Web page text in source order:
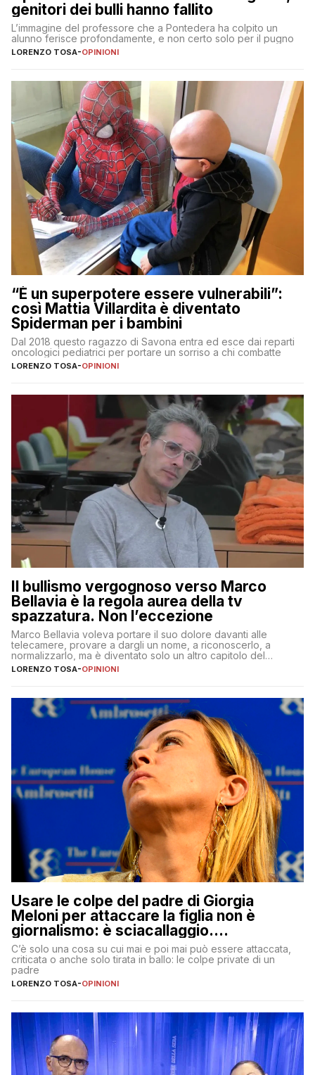
genitori dei bulli hanno fallito
L’immagine del professore che a Pontedera ha colpito un
alunno ferisce profondamente, e non certo solo per il pugno
LORENZO TOSA-OPINIONI
“È un superpotere essere vulnerabili”:
così Mattia Villardita è diventato
Spiderman per i bambini
Dal 2018 questo ragazzo di Savona entra ed esce dai reparti
oncologici pediatrici per portare un sorriso a chi combatte
LORENZO TOSA-OPINIONI
Il bullismo vergognoso verso Marco
Bellavia è la regola aurea della tv
spazzatura. Non l’eccezione
Marco Bellavia voleva portare il suo dolore davanti alle
telecamere, provare a dargli un nome, a riconoscerlo, a
normalizzarlo, ma è diventato solo un altro capitolo del
copione
LORENZO TOSA-OPINIONI
Usare le colpe del padre di Giorgia
Meloni per attaccare la figlia non è
giornalismo: è sciacallaggio.
Dimostriamo di essere diversi
C’è solo una cosa su cui mai e poi mai può essere attaccata,
criticata o anche solo tirata in ballo: le colpe private di un
padre
LORENZO TOSA-OPINIONI